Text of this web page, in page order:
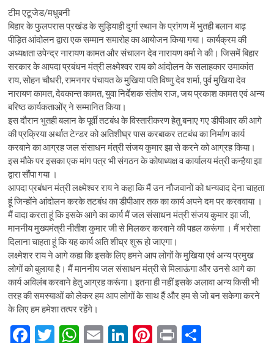
टीम एटूजेड/मधुबनी
बिहार के फुलपरास प्रखंड के सुड़ियाही दुर्गा स्थान के प्रांगण में भुतही बलान बाढ़
पीड़ित आंदोलन द्वारा एक सम्मान समारोह का आयोजन किया गया। कार्यक्रम की
अध्यक्षता उपेन्द्र नारायण कामत और संचालन देव नारायण वर्मा ने की। जिसमें बिहार
सरकार के आपदा प्रबंधन मंत्री लक्ष्मेश्वर राय को आंदोलन के सलाहकार उमाकांत
राय, सोहन चौधरी, रामनगर पंचायत के मुखिया पति विष्णु देव शर्मा, पुर्व मुखिया देव
नारायण कामत, देवकान्त कामत, युवा निर्देशक संतोष राज, जय प्रकाश कामत एवं अन्य
बरिष्ठ कार्यकताओंर् ने सम्मानित किया।
इस दौरान भुतही बलान के पूर्वी तटबंध के विस्तारीकरण हेतु बनाए गए डीपीआर की आगे
की प्रक्रिया अर्थात टेन्डर को अतिशीघ्र पास करबाकर तटबंध का निर्माण कार्य
करबाने का आग्रह जल संसाधन मंत्री संजय कुमार झा से करने को आग्रह किया।
इस मौके पर इसका एक मांग पत्र भी संगठन के कोषाध्यक्ष व कार्यालय मंत्री कन्हैया झा
द्वारा सौंपा गया ।
आपदा प्रबंधन मंत्री लक्ष्मेश्वर राय ने कहा कि मैं उन नौजवानों को धन्यवाद देना चाहता
हूं जिन्होंने आंदोलन करके तटबंध का डीपीआर तक का कार्य अपने दम पर करववाया ।
मैं वादा करता हूं कि इसके आगे का कार्य मैं जल संसाधन मंत्री संजय कुमार झा जी,
माननीय मुख्यमंत्री नीतीश कुमार जी से मिलकर करवाने की पहल करूंगा । मैं भरोसा
दिलाना चाहता हूं कि यह कार्य अति शीघ्र शुरू हो जाएगा।
लक्ष्मेशर राय ने आगे कहा कि इसके लिए हमने आप लोगों के मुखिया एवं अन्य प्रमुख
लोगों को बुलाया है। मैं माननीय जल संसाधन मंत्री से मिलाऊंगा और उनसे आगे का
कार्य अविलंब करवाने हेतु आग्रह करूंगा। इतना ही नहीं इसके अलावा अन्य किसी भी
तरह की समस्याओं को लेकर हम आप लोगों के साथ हैं और हम से जो बन सकेगा करने
के लिए हम हमेशा तत्पर रहेंगे।
F
T
W E
Li Pi Pr